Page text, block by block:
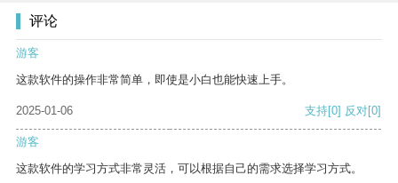
评论
游客
这款软件的操作非常简单，即使是小白也能快速上手。
2025-01-06 支持[0] 反对[0]
游客
这款软件的学习方式非常灵活，可以根据自己的需求选择学习方式。